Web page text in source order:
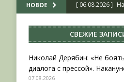
НОВОЕ [ 06.08.2026 ]
[ 04.08.2026 ]
[ 04.08.2026 ]
НОВОСТИ
СВЕЖИЕ
Николай Дерябин: «Не
диалога с прессой».
07.08.2026